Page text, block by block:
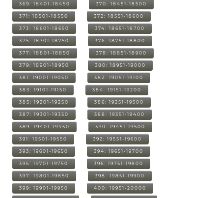
369: 18401-18450 370: 18451-18500
371: 18501-18550 372: 18551-18600
373: 18601-18650 374: 18651-18700
375: 18701-18750 376: 18751-18800
377: 18801-18850 378: 18851-18900
379: 18901-18950 380: 18951-19000
381: 19001-19050 382: 19051-19100
383: 19101-19150 384: 19151-19200
385: 19201-19250 386: 19251-19300
387: 19301-19350 388: 19351-19400
389: 19401-19450 390: 19451-19500
391: 19501-19550 392: 19551-19600
393: 19601-19650 394: 19651-19700
395: 19701-19750 396: 19751-19800
397: 19801-19850 398: 19851-19900
399: 19901-19950 400: 19951-20000